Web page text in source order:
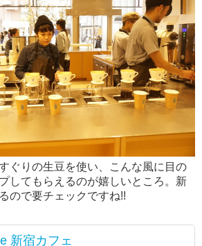
ぐりの生豆を使い、こんな風に目の
してもらえるのが嬉しいところ。新
ので要チェックですね!!
新宿カフェ